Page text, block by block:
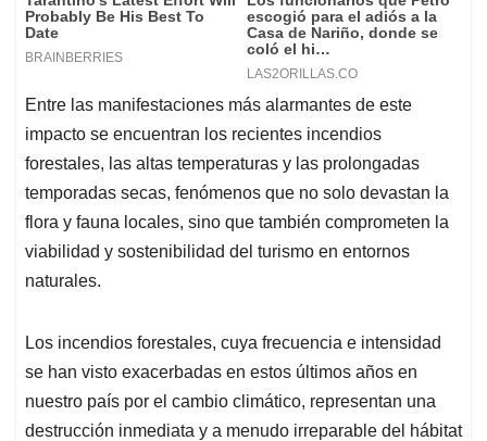
Entre las manifestaciones más alarmantes de este
impacto se encuentran los recientes incendios
forestales, las altas temperaturas y las prolongadas
temporadas secas, fenómenos que no solo devastan la
flora y fauna locales, sino que también comprometen la
viabilidad y sostenibilidad del turismo en entornos
naturales.
Los incendios forestales, cuya frecuencia e intensidad
se han visto exacerbadas en estos últimos años en
nuestro país por el cambio climático, representan una
destrucción inmediata y a menudo irreparable del hábitat